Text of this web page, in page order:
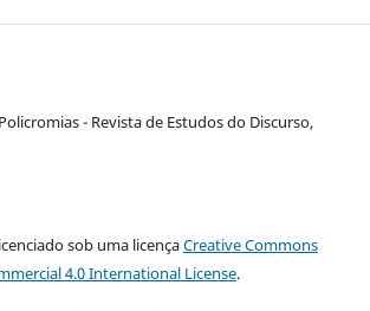
- Revista de Estudos do Discurso,
sob uma licençaCreative Commons
4.0 International License.